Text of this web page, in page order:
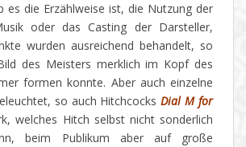
es die Erzählweise ist, die Nutzung der
oder das Casting der Darsteller,
wurden ausreichend behandelt, so
des Meisters merklich im Kopf des
formen konnte. Aber auch einzelne
so auch HitchcocksDial M for
welches Hitch selbst nicht sonderlich
beim Publikum aber auf große